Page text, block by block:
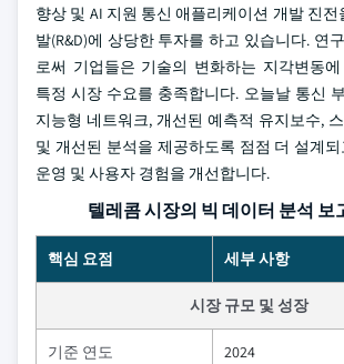
향상 및 AI 지원 통신 애플리케이션 개발 진전
발(R&D)에 상당한 투자를 하고 있습니다. 연
로써 기업들은 기술의 변화하는 지각변동
특정 시장 수요를 충족합니다. 오늘날 통신
지능형 네트워크, 개선된 예측적 유지보수,
및 개선된 분석을 제공하도록 점점 더 설계
운영 및 사용자 경험을 개선합니다.
텔레콤 시장의 빅 데이터 분석 보
핵심 요점 세부 사항
시장 규모 및 성장
기준 연도 2024